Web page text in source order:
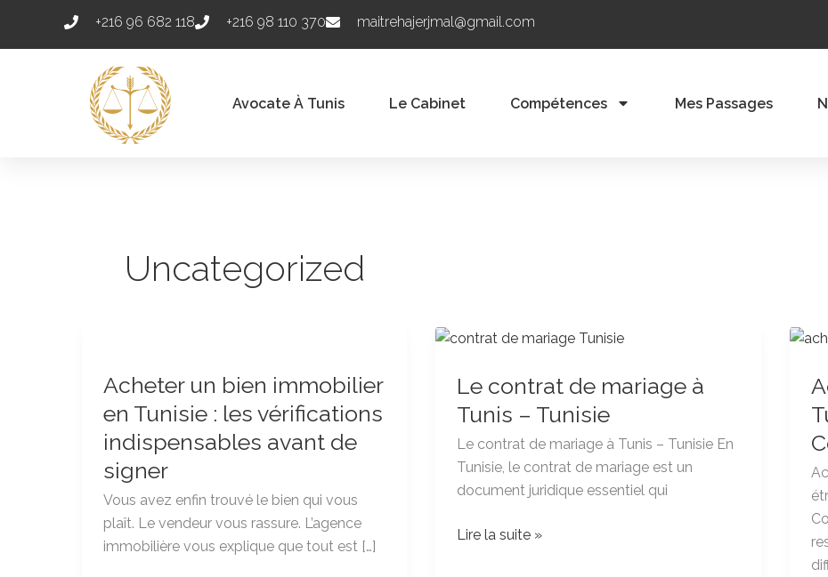
+216 96 682 118 +216 98 110 370 maitrehajerjmal@gmail.com
Avocate À Tunis Le Cabinet Compétences Mes Passages
Uncategorized
Acheter un bien immobilier
en Tunisie : les vérifications
indispensables avant de
signer
Vous avez enfin trouvé le bien qui vous
plaît. Le vendeur vous rassure. L’agence
immobilière vous explique que tout est […]
bien
immobilier
Tunisie
:
les
vérifications
indispensables
Le contrat de mariage à
Tunis – Tunisie
Le contrat de mariage à Tunis – Tunisie En
Tunisie, le contrat de mariage est un
document juridique essentiel qui
Le
de
mariage
Tunis
–
Tunisie
Lire la suite »
en
:
et